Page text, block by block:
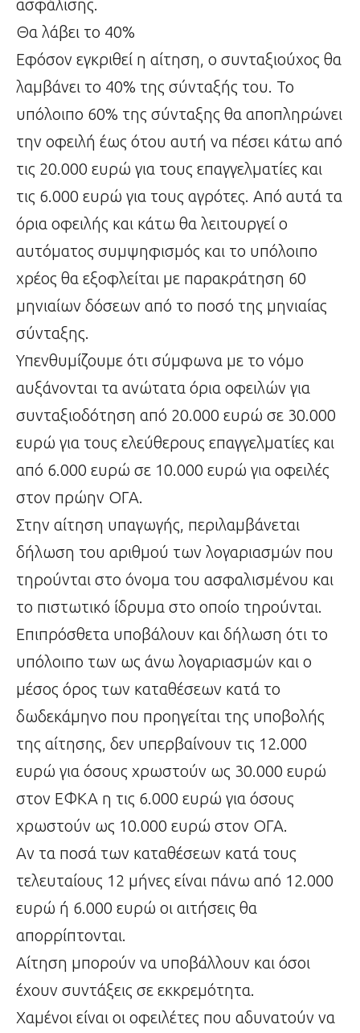
ασφάλισης.
Θα λάβει το 40%
Εφόσον εγκριθεί η αίτηση, ο συνταξιούχος θα
λαμβάνει το 40% της σύνταξής του. Το
υπόλοιπο 60% της σύνταξης θα αποπληρώνει
την οφειλή έως ότου αυτή να πέσει κάτω από
τις 20.000 ευρώ για τους επαγγελματίες και
τις 6.000 ευρώ για τους αγρότες. Από αυτά τα
όρια οφειλής και κάτω θα λειτουργεί ο
αυτόματος συμψηφισμός και το υπόλοιπο
χρέος θα εξοφλείται με παρακράτηση 60
μηνιαίων δόσεων από το ποσό της μηνιαίας
σύνταξης.
Υπενθυμίζουμε ότι σύμφωνα με το νόμο
αυξάνονται τα ανώτατα όρια οφειλών για
συνταξιοδότηση από 20.000 ευρώ σε 30.000
ευρώ για τους ελεύθερους επαγγελματίες και
από 6.000 ευρώ σε 10.000 ευρώ για οφειλές
στον πρώην ΟΓΑ.
Στην αίτηση υπαγωγής, περιλαμβάνεται
δήλωση του αριθμού των λογαριασμών που
τηρούνται στο όνομα του ασφαλισμένου και
το πιστωτικό ίδρυμα στο οποίο τηρούνται.
Επιπρόσθετα υποβάλουν και δήλωση ότι το
υπόλοιπο των ως άνω λογαριασμών και ο
μέσος όρος των καταθέσεων κατά το
δωδεκάμηνο που προηγείται της υποβολής
της αίτησης, δεν υπερβαίνουν τις 12.000
ευρώ για όσους χρωστούν ως 30.000 ευρώ
στον ΕΦΚΑ η τις 6.000 ευρώ για όσους
χρωστούν ως 10.000 ευρώ στον ΟΓΑ.
Αν τα ποσά των καταθέσεων κατά τους
τελευταίους 12 μήνες είναι πάνω από 12.000
ευρώ ή 6.000 ευρώ οι αιτήσεις θα
απορρίπτονται.
Αίτηση μπορούν να υποβάλλουν και όσοι
έχουν συντάξεις σε εκκρεμότητα.
Χαμένοι είναι οι οφειλέτες που αδυνατούν να